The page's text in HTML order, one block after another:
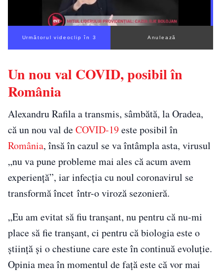
Următorul videoclip în 2 Anulează
Un nou val COVID, posibil în
România
Alexandru Rafila a transmis, sâmbătă, la Oradea,
că un nou val deCOVID-19este posibil în
România, însă în cazul se va întâmpla asta, virusul
„nu va pune probleme mai ales că acum avem
experienţă”, iar infecţia cu noul coronavirul se
transformă încet într-o viroză sezonieră.
„Eu am evitat să fiu tranşant, nu pentru că nu-mi
place să fie tranşant, ci pentru că biologia este o
ştiinţă şi o chestiune care este în continuă evoluţie.
Opinia mea în momentul de faţă este că vor mai